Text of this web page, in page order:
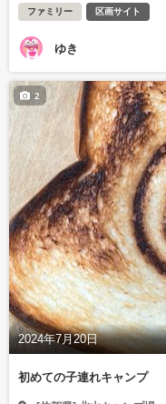
ファミリー 区画サイト
ゆき
2024年7月20日
2
初めての子連れキャンプ